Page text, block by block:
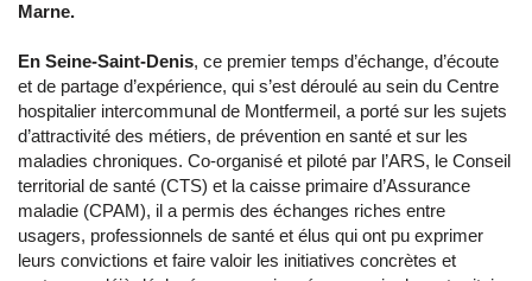
Marne.
En Seine-Saint-Denis, ce premier temps d’échange, d’écoute
et de partage d’expérience, qui s’est déroulé au sein du Centre
hospitalier intercommunal de Montfermeil, a porté sur les sujets
d’attractivité des métiers, de prévention en santé et sur les
maladies chroniques. Co-organisé et piloté par l’ARS, le Conseil
territorial de santé (CTS) et la caisse primaire d’Assurance
maladie (CPAM), il a permis des échanges riches entre
usagers, professionnels de santé et élus qui ont pu exprimer
leurs convictions et faire valoir les initiatives concrètes et